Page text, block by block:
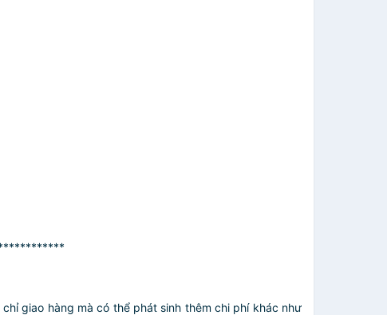
giao hàng mà có thể phát sinh thêm chi phí khác như